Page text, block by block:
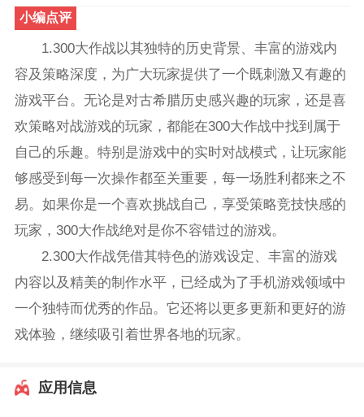
小编点评
1.300大作战以其独特的历史背景、丰富的游戏内
容及策略深度，为广大玩家提供了一个既刺激又有趣的
游戏平台。无论是对古希腊历史感兴趣的玩家，还是喜
欢策略对战游戏的玩家，都能在300大作战中找到属于
自己的乐趣。特别是游戏中的实时对战模式，让玩家能
够感受到每一次操作都至关重要，每一场胜利都来之不
易。如果你是一个喜欢挑战自己，享受策略竞技快感的
玩家，300大作战绝对是你不容错过的游戏。
2.300大作战凭借其特色的游戏设定、丰富的游戏
内容以及精美的制作水平，已经成为了手机游戏领域中
一个独特而优秀的作品。它还将以更多更新和更好的游
戏体验，继续吸引着世界各地的玩家。
应用信息